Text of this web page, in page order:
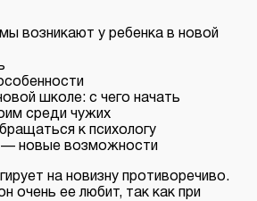
возникают у ребенка в новой
школе: с чего начать
среди чужих
к психологу
новые возможности
на новизну противоречиво.
очень ее любит, так как при